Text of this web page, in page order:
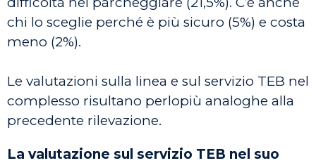
chi lo sceglie perché è più sicuro (5%) e costa
meno (2%).
Le valutazioni sulla linea e sul servizio TEB nel
complesso risultano perlopiù analoghe alla
precedente rilevazione.
La valutazione sul servizio TEB nel suo